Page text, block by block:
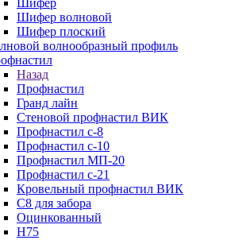
Шифер
Шифер волновой
Шифер плоский
волнообразный профиль
Назад
Профнастил
Гранд лайн
Стеновой профнастил ВИК
Профнастил с-8
Профнастил с-10
Профнастил МП-20
Профнастил с-21
Кровельный профнастил ВИК
С8 для забора
Оцинкованный
Н75